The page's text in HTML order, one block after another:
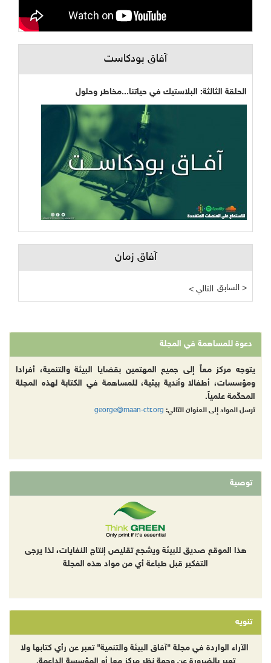
آفاق بودكاست
الحلقة الثالثة: البلاستيك في حياتنا...مخاطر وحلول
آفاق زمان
< التالي السابق >
دعوة للمساهمة في المجلة
يتوجه مركز معاً إلى جميع المهتمين بقضايا البيئة والتنمية، أفرادا
ومؤسسات، أطفالا وأندية بيئية، للمساهمة في الكتابة لهذه المجلة
المحكّمة علمياً.
ترسل المواد إلى العنوان التالي: george@maan-ctr.org
توصية
هذا الموقع صديق للبيئة ويشجع تقليص إنتاج النفايات، لذا يرجى
التفكير قبل طباعة أي من مواد هذه المجلة
تنويه
الآراء الواردة في مجلة "آفاق البيئة والتنمية" تعبر عن رأي كتابها ولا